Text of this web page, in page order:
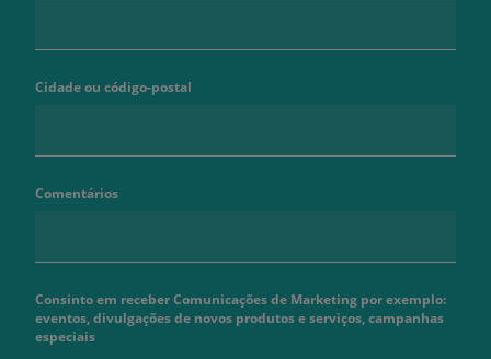
Cidade ou código-postal
Comentários
Consinto em receber Comunicações de Marketing por exemplo:
eventos, divulgações de novos produtos e serviços, campanhas
especiais